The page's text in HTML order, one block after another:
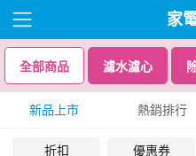
家
全部商品 濾水濾心
新品上市 熱銷排行
折扣 優惠券